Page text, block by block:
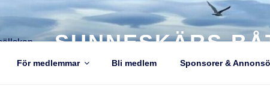
SUNNESKÄRS
För medlemmar Bli medlem Sponsorer &